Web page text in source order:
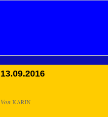
13.09.2016
Von KARIN